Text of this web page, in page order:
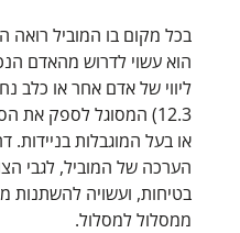
בכל מקום בו המוביל רואה
הוא עשוי לדרוש מהאדם
ליווי של אדם אחר או כלב
12.3) המסוגל לספק את
או בעל המוגבלות
הערכה של המוביל, לגבי
בטיחות, ועשויה להשתנות
ממסלול למסלול.